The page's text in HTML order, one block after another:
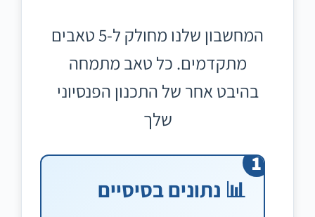
המחשבון שלנו מחולק ל-5 טאבים
מתקדמים. כל טאב מתמחה
בהיבט אחר של התכנון הפנסיוני
שלך
1
📊 נתונים בסיסיים